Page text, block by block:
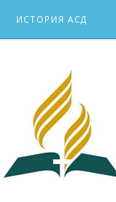
content
ИСТОРИЯ АСД